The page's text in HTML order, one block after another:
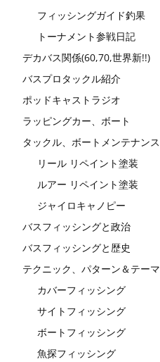
フィッシングガイド釣果
トーナメント参戦日記
デカバス関係(60,70,世界新!!)
バスプロタックル紹介
ポッドキャストラジオ
ラッピングカー、ボート
タックル、ボートメンテナンス
リール リペイント塗装
ルアー リペイント塗装
ジャイロキャノピー
バスフィッシングと政治
バスフィッシングと歴史
テクニック、パターン＆テーマ
カバーフィッシング
サイトフィッシング
ボートフィッシング
魚探フィッシング